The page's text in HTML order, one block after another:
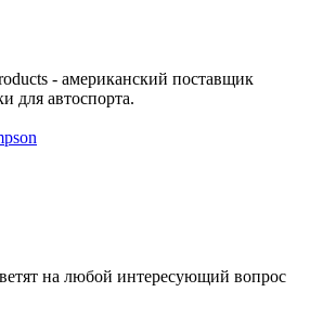
- американский поставщик
для автоспорта.
на любой интересующий вопрос